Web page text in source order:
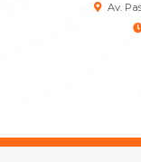
Av.